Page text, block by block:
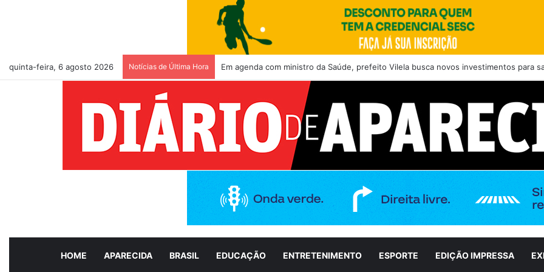
quinta-feira, 6 agosto 2026 Notícias de Última Hora Prefeitura de Aparecida flagra abandono de seis cães e reitera que o ato é crime
HOME APARECIDA BRASIL EDUCAÇÃO ENTRETENIMENTO ESPORTE EDIÇÃO IMPRESSA